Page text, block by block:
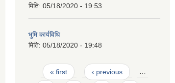
मिति: 05/18/2020 - 19:53
भुमि कार्यविधि
मिति: 05/18/2020 - 19:48
Pages
« first ‹ previous …